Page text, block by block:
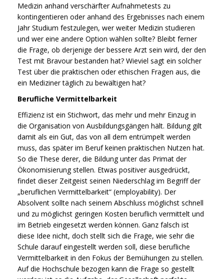
Medizin anhand verschärfter Aufnahmetests zu
kontingentieren oder anhand des Ergebnisses nach einem
Jahr Studium festzulegen, wer weiter Medizin studieren
und wer eine andere Option wählen sollte? Bleibt ferner
die Frage, ob derjenige der bessere Arzt sein wird, der den
Test mit Bravour bestanden hat? Wieviel sagt ein solcher
Test über die praktischen oder ethischen Fragen aus, die
ein Mediziner täglich zu bewältigen hat?
Berufliche Vermittelbarkeit
Effizienz ist ein Stichwort, das mehr und mehr Einzug in
die Organisation von Ausbildungsgängen hält. Bildung gilt
damit als ein Gut, das von all dem entrümpelt werden
muss, das später im Beruf keinen praktischen Nutzen hat.
So die These derer, die Bildung unter das Primat der
Ökonomisierung stellen. Etwas positiver ausgedrückt,
findet dieser Zeitgeist seinen Niederschlag im Begriff der
„beruflichen Vermittelbarkeit“ (employability). Der
Absolvent sollte nach seinem Abschluss möglichst schnell
und zu möglichst geringen Kosten beruflich vermittelt und
im Betrieb eingesetzt werden können. Ganz falsch ist
diese Idee nicht, doch stellt sich die Frage, wie sehr die
Schule darauf eingestellt werden soll, diese berufliche
Vermittelbarkeit in den Fokus der Bemühungen zu stellen.
Auf die Hochschule bezogen kann die Frage so gestellt